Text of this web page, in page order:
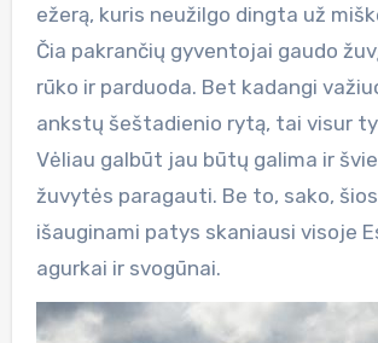
ežerą, kuris neužilgo dingta už
Čia pakrančių gyventojai gaudo
rūko ir parduoda. Bet kadangi
ankstų šeštadienio rytą, tai visur
Vėliau galbūt jau būtų galima ir
žuvytės paragauti. Be to, sako,
išauginami patys skaniausi visoje
agurkai ir svogūnai.